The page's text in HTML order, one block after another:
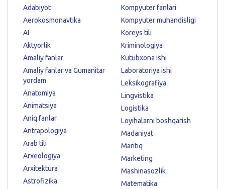
Adabiyot
Aerokosmonavtika
AI
Aktyorlik
Amaliy fanlar
Amaliy fanlar va Gumanitar
yordam
Anatomiya
Animatsiya
Aniq fanlar
Antrapologiya
Arab tili
Arxeologiya
Arxitektura
Astrofizika
Kompyuter fanlari
Kompyuter muhandisligi
Koreys tili
Kriminologiya
Kutubxona ishi
Laboratoriya ishi
Leksikografiya
Lingvistika
Logistika
Loyihalarni boshqarish
Madaniyat
Mantiq
Marketing
Mashinasozlik
Matematika